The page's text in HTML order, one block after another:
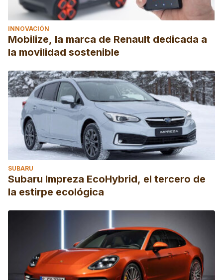
INNOVACIÓN
Mobilize, la marca de Renault dedicada a
la movilidad sostenible
SUBARU
Subaru Impreza EcoHybrid, el tercero de
la estirpe ecológica